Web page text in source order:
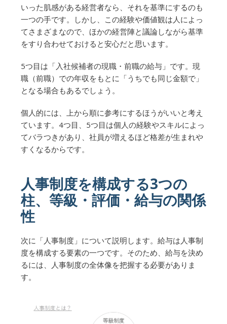
いった肌感がある経営者なら、それを基準にするのも
一つの手です。しかし、この経験や価値観は人によっ
てさまざまなので、ほかの経営陣と議論しながら基準
をすり合わせておけると安心だと思います。
5つ目は「入社候補者の現職・前職の給与」です。現
職（前職）での年収をもとに「うちでも同じ金額で」
となる場合もあるでしょう。
個人的には、上から順に参考にするほうがいいと考え
ています。4つ目、5つ目は個人の経験やスキルによっ
てバラつきがあり、社員が増えるほど格差が生まれや
すくなるからです。
人事制度を構成する3つの
柱、等級・評価・給与の関係
性
次に「人事制度」について説明します。給与は人事制
度を構成する要素の一つです。そのため、給与を決め
るには、人事制度の全体像を把握する必要がありま
す。